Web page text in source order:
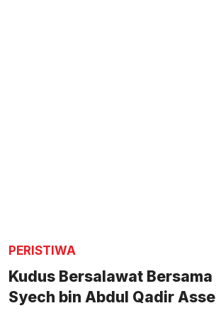
PERISTIWA
Kudus Bersalawat
Syech bin Abdul Qadir